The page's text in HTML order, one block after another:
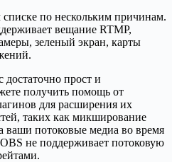
по нескольким причинам.
вещание RTMP,
зеленый экран, карты
достаточно прост и
получить помощь от
для расширения их
таких как микширование
ваши потоковые медиа во время
не поддерживает потоковую